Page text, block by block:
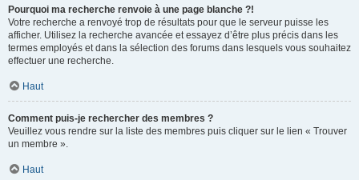
Pourquoi ma recherche renvoie à une page blanche ?!
Votre recherche a renvoyé trop de résultats pour que le serveur puisse les
afficher. Utilisez la recherche avancée et essayez d’être plus précis dans les
termes employés et dans la sélection des forums dans lesquels vous souhaitez
effectuer une recherche.
Haut
Comment puis-je rechercher des membres ?
Veuillez vous rendre sur la liste des membres puis cliquer sur le lien « Trouver
un membre ».
Haut